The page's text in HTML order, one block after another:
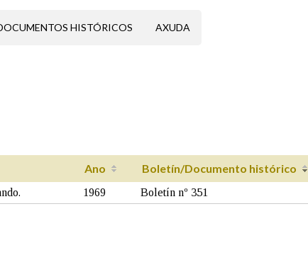
HISTÓRICOS AXUDA
Ano Boletín/Documento histórico
1969 Boletín nº 351